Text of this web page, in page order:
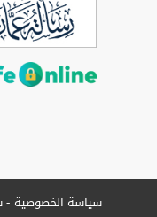
سياسة الخصوصية